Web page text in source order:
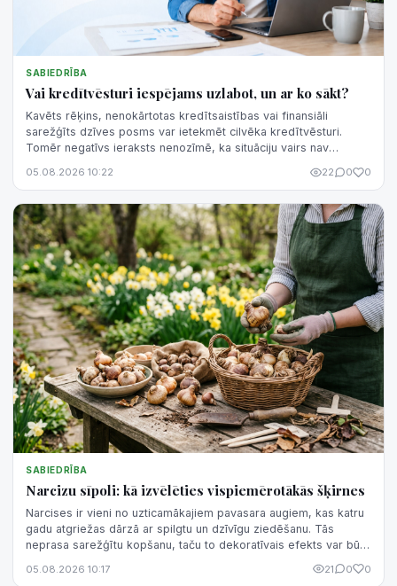
SABIEDRĪBA
Vai kredītvēsturi iespējams uzlabot, un ar ko sākt?
Kavēts rēķins, nenokārtotas kredītsaistības vai finansiāli
sarežģīts dzīves posms var ietekmēt cilvēka kredītvēsturi.
Tomēr negatīvs ieraksts nenozīmē, ka situāciju vairs nav
prasa laiku, regulāru saistību izpildi un pārdomātu rīcību.
05.08.2026 10:22 22 0 0
SABIEDRĪBA
Narcizu sīpoli: kā izvēlēties vispiemērotākās šķirnes
Narcises ir vieni no uzticamākajiem pavasara augiem, kas katru
gadu atgriežas dārzā ar spilgtu un dzīvīgu ziedēšanu. Tās
neprasa sarežģītu kopšanu, taču to dekoratīvais efekts var būt
05.08.2026 10:17 21 0 0